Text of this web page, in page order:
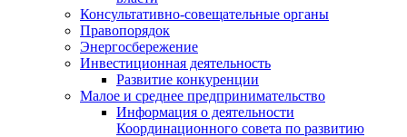
Консультативно-совещательные органы
Правопорядок
Энергосбережение
Инвестиционная деятельность
Развитие конкуренции
Малое и среднее предпринимательство
Информация о деятельности
Координационного совета по развитию